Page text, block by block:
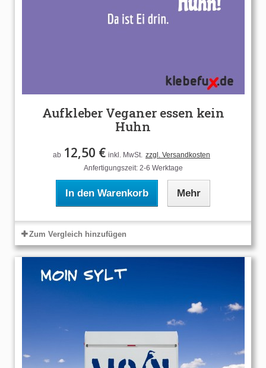
Aufkleber Veganer essen kein
Huhn
ab 12,50 € inkl. MwSt. zzgl. Versandkosten
Anfertigungszeit: 2-6 Werktage
In den Warenkorb Mehr
Zum Vergleich hinzufügen